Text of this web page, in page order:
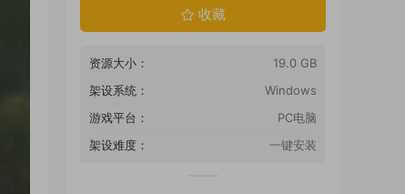
收藏
资源大小：
19.0 GB
架设系统：
Windows
游戏平台：
PC电脑
架设难度：
一键安装